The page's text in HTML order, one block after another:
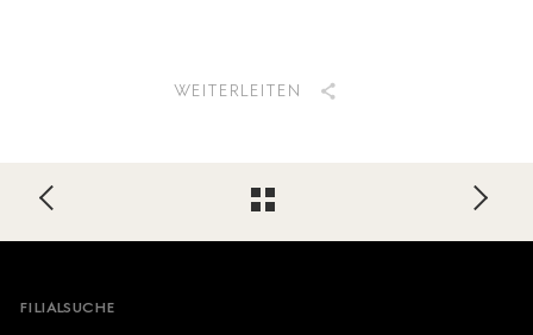
WEITERLEITEN
Footer
FILIALSUCHE